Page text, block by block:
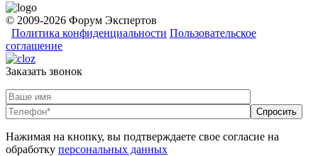
© 2009-2026 Форум Экспертов
Политика конфиденциальности Пользовательское
соглашение
Заказать звонок
Нажимая на кнопку, вы подтверждаете свое согласие на
обработку персональных данных